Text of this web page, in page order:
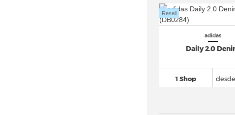
adidas
Daily 2.0
1 Shop
Resell
desde